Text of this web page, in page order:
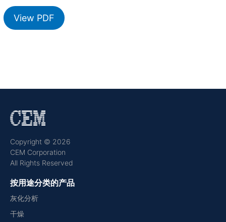
View PDF
Copyright © 2026
CEM Corporation
All Rights Reserved
按用途分类的产品
灰化分析
干燥